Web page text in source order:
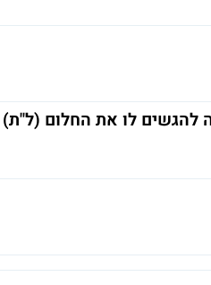
להגשים לו את החלום (ל"ת)